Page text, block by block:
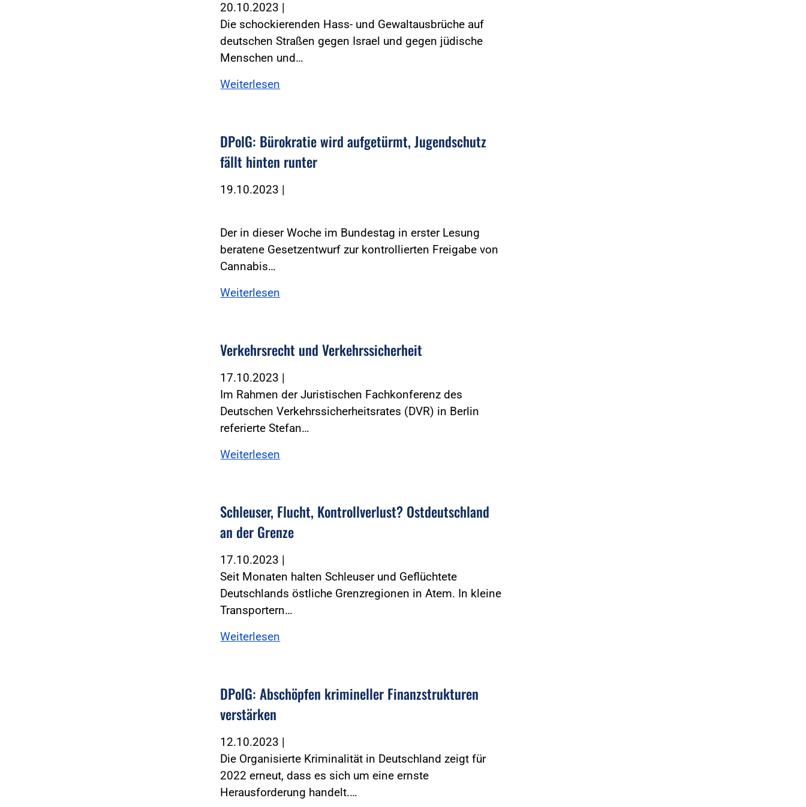
20.10.2023 |
Die schockierenden Hass- und Gewaltausbrüche auf
deutschen Straßen gegen Israel und gegen jüdische
Menschen und…
Weiterlesen
DPolG: Bürokratie wird aufgetürmt, Jugendschutz
fällt hinten runter
19.10.2023 |
Der in dieser Woche im Bundestag in erster Lesung
beratene Gesetzentwurf zur kontrollierten Freigabe von
Cannabis…
Weiterlesen
Verkehrsrecht und Verkehrssicherheit
17.10.2023 |
Im Rahmen der Juristischen Fachkonferenz des
Deutschen Verkehrssicherheitsrates (DVR) in Berlin
referierte Stefan…
Weiterlesen
Schleuser, Flucht, Kontrollverlust? Ostdeutschland
an der Grenze
17.10.2023 |
Seit Monaten halten Schleuser und Geflüchtete
Deutschlands östliche Grenzregionen in Atem. In kleine
Transportern…
Weiterlesen
DPolG: Abschöpfen krimineller Finanzstrukturen
verstärken
12.10.2023 |
Die Organisierte Kriminalität in Deutschland zeigt für
2022 erneut, dass es sich um eine ernste
Herausforderung handelt.…